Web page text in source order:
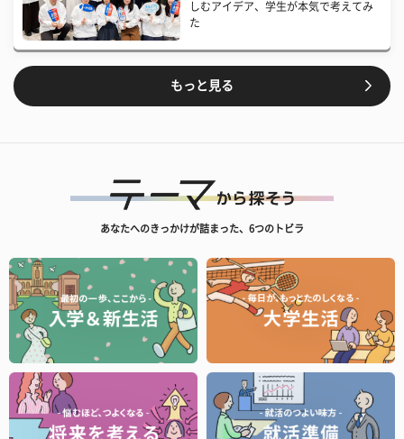
しむアイデア、学生が本気で考えてみ
た
もっと見る
あなたへのきっかけが詰まった、6つのトビラ